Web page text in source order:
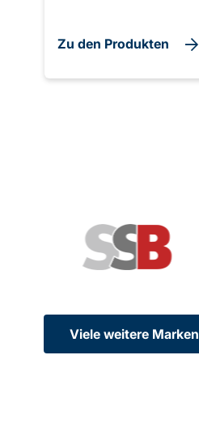
Zu den Produkten
Viele weitere Marken